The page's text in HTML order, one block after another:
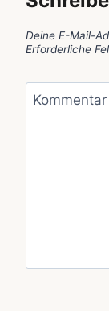
Deine E-Mail-
Erforderliche
Kommentar